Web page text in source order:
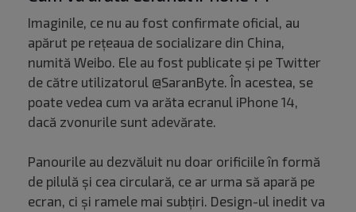
Imaginile, ce nu au fost confirmate oficial, au
apărut pe rețeaua de socializare din China,
numită Weibo. Ele au fost publicate și pe Twitter
de către utilizatorul @SaranByte. În acestea, se
poate vedea cum va arăta ecranul iPhone 14,
dacă zvonurile sunt adevărate.
Panourile au dezvăluit nu doar orificiile în formă
de pilulă și cea circulară, ce ar urma să apară pe
ecran, ci și ramele mai subțiri. Design-ul inedit va